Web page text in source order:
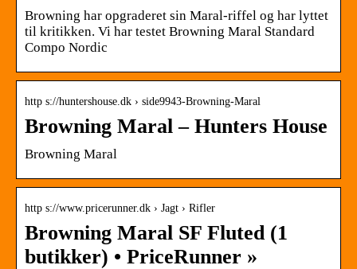
Browning har opgraderet sin Maral-riffel og har lyttet
til kritikken. Vi har testet Browning Maral Standard
Compo Nordic
http s://huntershouse.dk › side9943-Browning-Maral
Browning Maral – Hunters House
Browning Maral
http s://www.pricerunner.dk › Jagt › Rifler
Browning Maral SF Fluted (1
butikker) • PriceRunner »